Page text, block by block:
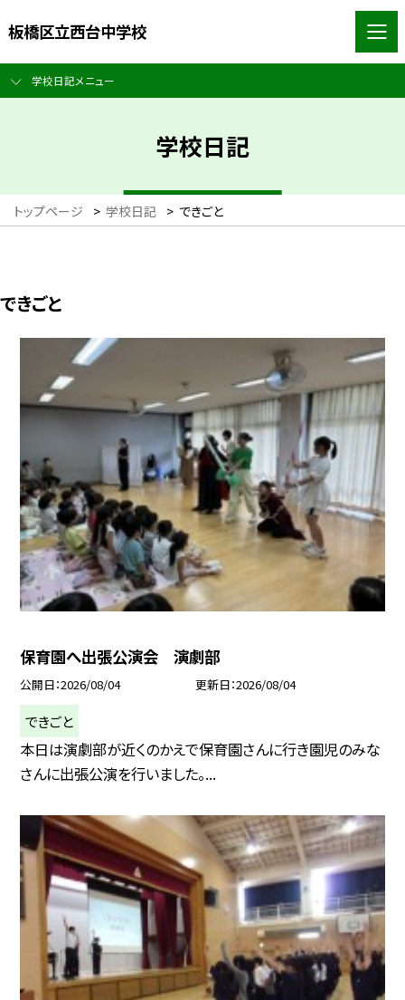
板橋区立西台中学校
学校日記メニュー
学校日記
トップページ > 学校日記 > できごと
できごと
保育園へ出張公演会 演劇部
公開日 2026/08/04 更新日 2026/08/04
できごと
本日は演劇部が近くのかえで保育園さんに行き園児のみな
さんに出張公演を行いました。...